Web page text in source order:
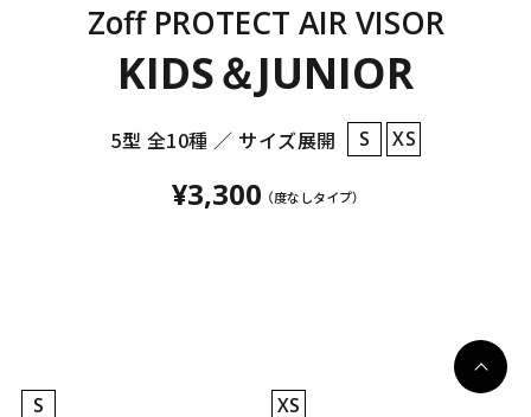
Zoff PROTECT AIR VISOR
KIDS＆JUNIOR
5型 全10種 ／ サイズ展開 S XS
¥3,300 （度なしタイプ）
S XS